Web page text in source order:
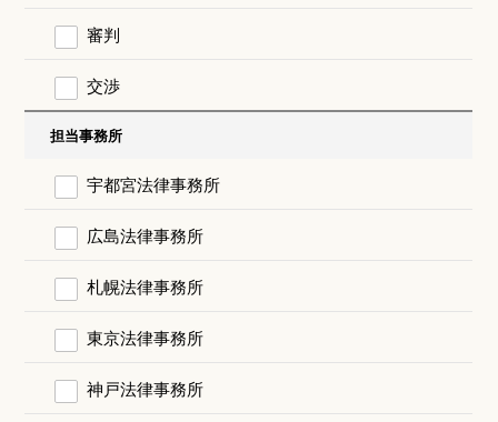
審判
交渉
担当事務所
宇都宮法律事務所
広島法律事務所
札幌法律事務所
東京法律事務所
神戸法律事務所